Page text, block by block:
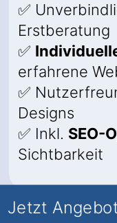
✅
Erstberatung
✅
erfahrene
✅
Designs
✅ Inkl. SEO-
Sichtbarkeit
Jetzt